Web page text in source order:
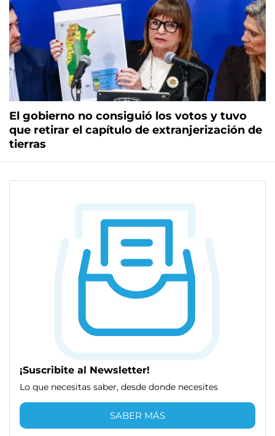
El gobierno no consiguió los votos y tuvo
que retirar el capítulo de extranjerización de
tierras
¡Suscribite al Newsletter!
Lo que necesitas saber, desde donde necesites
SABER MÁS